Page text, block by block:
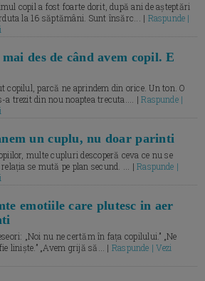
copil a fost foarte dorit, după ani de așteptări
la 16 săptămâni. Sunt însărc... | Raspunde |
des de când avem copil. E
copilul, parcă ne aprindem din orice. Un ton. O
a trezit din nou noaptea trecuta.... |Raspunde |
un cuplu, nu doar parinti
multe cupluri descoperă ceva ce nu se
relația se mută pe plan secund. ... |Raspunde |
emotiile care plutesc in aer
„Noi nu ne certăm în fața copilului.” „Ne
liniște.” „Avem grijă să... | Raspunde | Vezi